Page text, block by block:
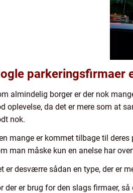
parkeringsfirmaer
almindelig borger er der nok
oplevelse, da det er mere som at
nok.
mange er kommet tilbage til
man måske kun en anelse har
er desværre sådan en type, der er
der er brug for den slags firmaer,